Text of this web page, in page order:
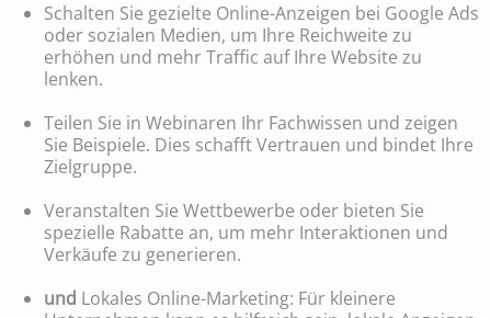
Schalten Sie gezielte Online-Anzeigen bei Google Ads
oder sozialen Medien, um Ihre Reichweite zu
erhöhen und mehr Traffic auf Ihre Website zu
lenken.
Teilen Sie in Webinaren Ihr Fachwissen und zeigen
Sie Beispiele. Dies schafft Vertrauen und bindet Ihre
Zielgruppe.
Veranstalten Sie Wettbewerbe oder bieten Sie
spezielle Rabatte an, um mehr Interaktionen und
Verkäufe zu generieren.
und Lokales Online-Marketing: Für kleinere